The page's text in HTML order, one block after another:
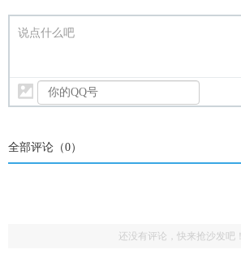
说点什么吧
全部评论（0）
还没有评论，快来抢沙发吧！